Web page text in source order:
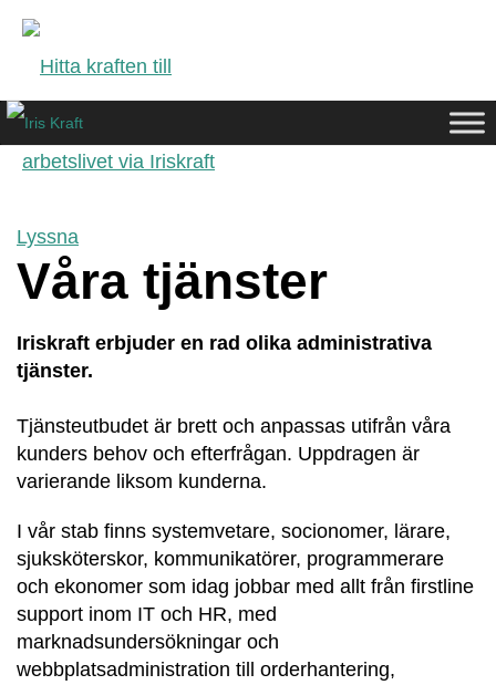
Lyssna
Våra tjänster
Iriskraft erbjuder en rad olika administrativa
tjänster.
Tjänsteutbudet är brett och anpassas utifrån våra
kunders behov och efterfrågan. Uppdragen är
varierande liksom kunderna.
I vår stab finns systemvetare, socionomer, lärare,
sjuksköterskor, kommunikatörer, programmerare
och ekonomer som idag jobbar med allt från firstline
support inom IT och HR, med
marknadsundersökningar och
webbplatsadministration till orderhantering,